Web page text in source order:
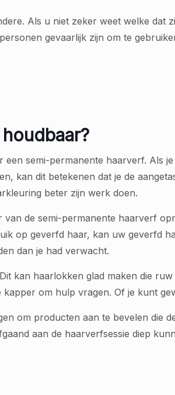
Als u niet zeker weet welke dat
gevaarlijk zijn om te
semi-permanente haarverf. Als
kan dit betekenen dat je de
beter zijn werk doen.
de semi-permanente haarverf
op geverfd haar, kan uw geverfd
dan je had verwacht.
kan haarlokken glad maken die
om hulp vragen. Of je kunt
om producten aan te bevelen die
aan de haarverfsessie diep